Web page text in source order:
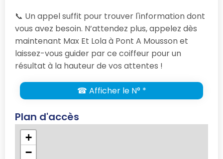
📞 Un appel suffit pour trouver l'information dont
vous avez besoin. N’attendez plus, appelez dès
maintenant Max Et Lola à Pont A Mousson et
laissez-vous guider par ce coiffeur pour un
résultat à la hauteur de vos attentes !
☎ Afficher le N° *
Plan d'accès
+
−